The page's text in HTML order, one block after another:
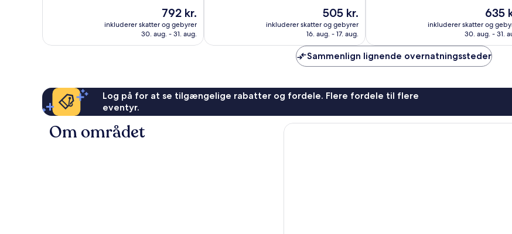
anmeldelser
Prisen
er
792 kr.
792 kr.
inkluderer skatter og gebyrer
30. aug. - 31. aug.
Prisen
er
505 kr.
505 kr.
inkluderer skatter og gebyrer
16. aug. - 17. aug.
Prisen
er
635 kr.
635
inkluderer skatter og
30. aug. - 31.
Sammenlign lignende overnatningssteder
Log på for at se tilgængelige rabatter og fordele. Flere fordele til flere
eventyr.
Om området